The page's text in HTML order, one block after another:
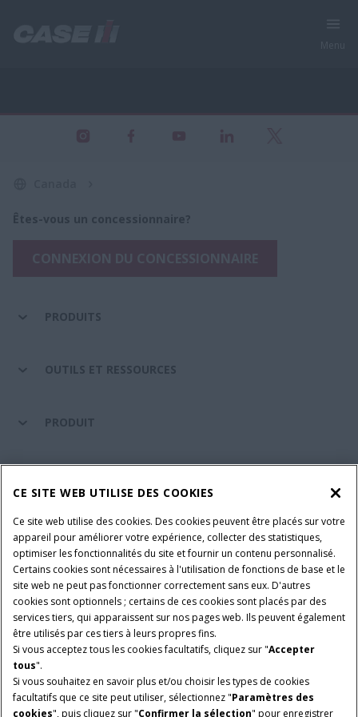
Êtes-vous un concessionnaire?
PRODUITS
OUTILS ET RESSOURCES
PRODUIT
SUIVEZ-NOUS
PARAMÈTRES ET PLUS D'INFORMATIONS
Avis juridiques
Avis de confidentialité
Conditions contractuelles
© 2026 CNH Industrial America LLC. All Rights Reserved. Case IH is a
trademark of CNH Industrial America LLC.
CE SITE WEB UTILISE DES COOKIES
Ce site web utilise des cookies. Des cookies peuvent être placés sur votre
appareil pour améliorer votre expérience, collecter des statistiques,
optimiser les fonctionnalités du site et fournir un contenu personnalisé.
Certains cookies sont nécessaires à l'utilisation de fonctions de base et le
site web ne peut pas fonctionner correctement sans eux. D'autres
cookies sont optionnels ; certains de ces cookies sont placés par des
services tiers, qui apparaissent sur nos pages web. Ils peuvent également
être utilisés par ces tiers à leurs propres fins.
Si vous acceptez tous les cookies facultatifs, cliquez sur "Accepter
tous".
Si vous souhaitez en savoir plus et/ou choisir les types de cookies
facultatifs que ce site peut utiliser, sélectionnez "Paramètres des
cookies", puis cliquez sur "Confirmer la sélection" pour enregistrer